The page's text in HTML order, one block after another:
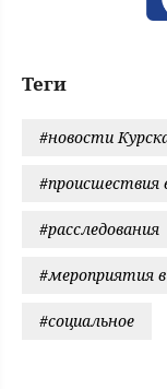
Теги
#новости
#происшествия
#расследования
#мероприятия в
#социальное